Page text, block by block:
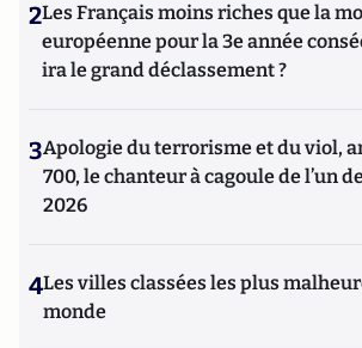
2Les Français moins riches que la
européenne pour la 3e année
ira le grand déclassement ?
3Apologie du terrorisme et du viol,
700, le chanteur à cagoule de l’un
2026
4Les villes classées les plus
monde